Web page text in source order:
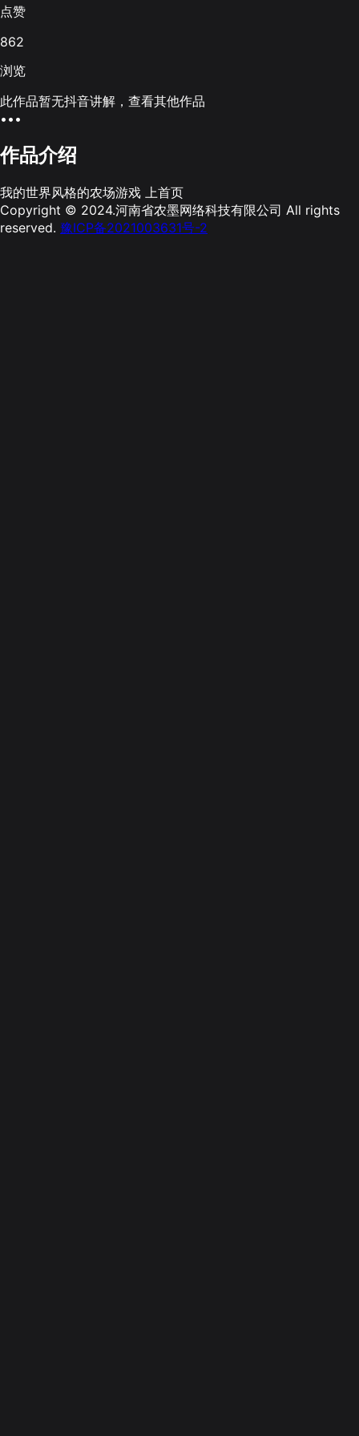
点赞
862
浏览
此作品暂无抖音讲解，查看其他作品
•••
作品介绍
我的世界风格的农场游戏 上首页
Copyright © 2024.河南省农墨网络科技有限公司 All rights
reserved. 豫ICP备2021003631号-2